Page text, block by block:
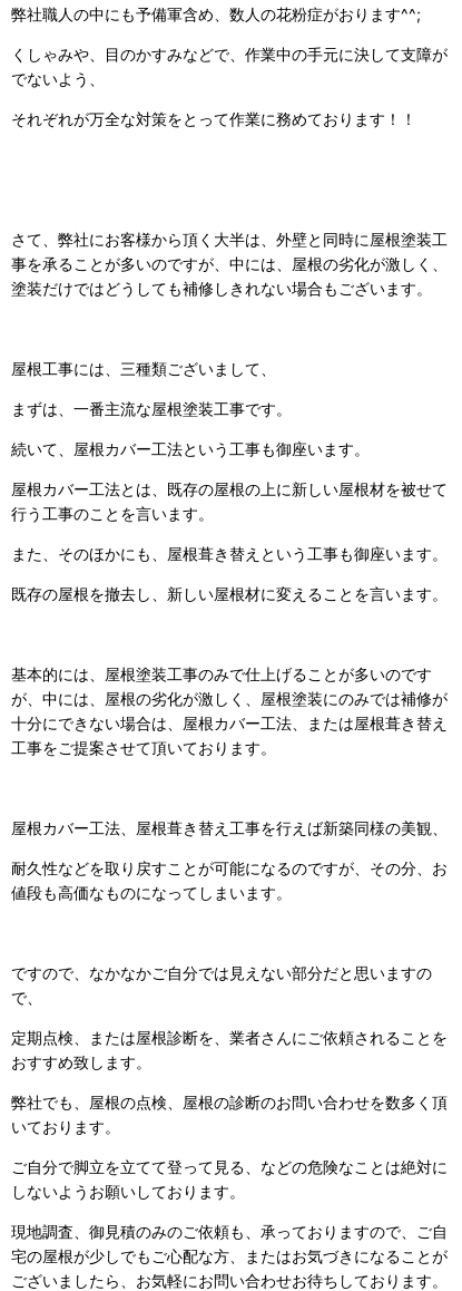
弊社職人の中にも予備軍含め、数人の花粉症がおります^^;
くしゃみや、目のかすみなどで、作業中の手元に決して支障が
でないよう、
それぞれが万全な対策をとって作業に務めております！！
さて、弊社にお客様から頂く大半は、外壁と同時に屋根塗装工
事を承ることが多いのですが、中には、屋根の劣化が激しく、
塗装だけではどうしても補修しきれない場合もございます。
屋根工事には、三種類ございまして、
まずは、一番主流な屋根塗装工事です。
続いて、屋根カバー工法という工事も御座います。
屋根カバー工法とは、既存の屋根の上に新しい屋根材を被せて
行う工事のことを言います。
また、そのほかにも、屋根葺き替えという工事も御座います。
既存の屋根を撤去し、新しい屋根材に変えることを言います。
基本的には、屋根塗装工事のみで仕上げることが多いのです
が、中には、屋根の劣化が激しく、屋根塗装にのみでは補修が
十分にできない場合は、屋根カバー工法、または屋根葺き替え
工事をご提案させて頂いております。
屋根カバー工法、屋根葺き替え工事を行えば新築同様の美観、
耐久性などを取り戻すことが可能になるのですが、その分、お
値段も高価なものになってしまいます。
ですので、なかなかご自分では見えない部分だと思いますの
で、
定期点検、または屋根診断を、業者さんにご依頼されることを
おすすめ致します。
弊社でも、屋根の点検、屋根の診断のお問い合わせを数多く頂
いております。
ご自分で脚立を立てて登って見る、などの危険なことは絶対に
しないようお願いしております。
現地調査、御見積のみのご依頼も、承っておりますので、ご自
宅の屋根が少しでもご心配な方、またはお気づきになることが
ございましたら、お気軽にお問い合わせお待ちしております。